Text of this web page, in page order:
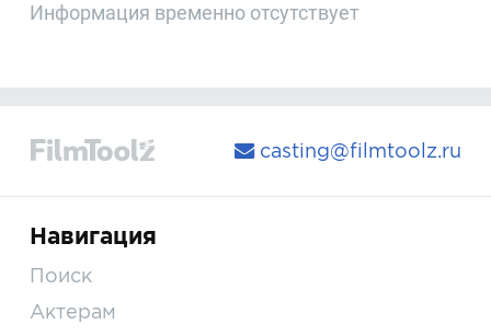
Информация временно отсутствует
casting@filmtoolz.ru
Навигация
Поиск
Актерам